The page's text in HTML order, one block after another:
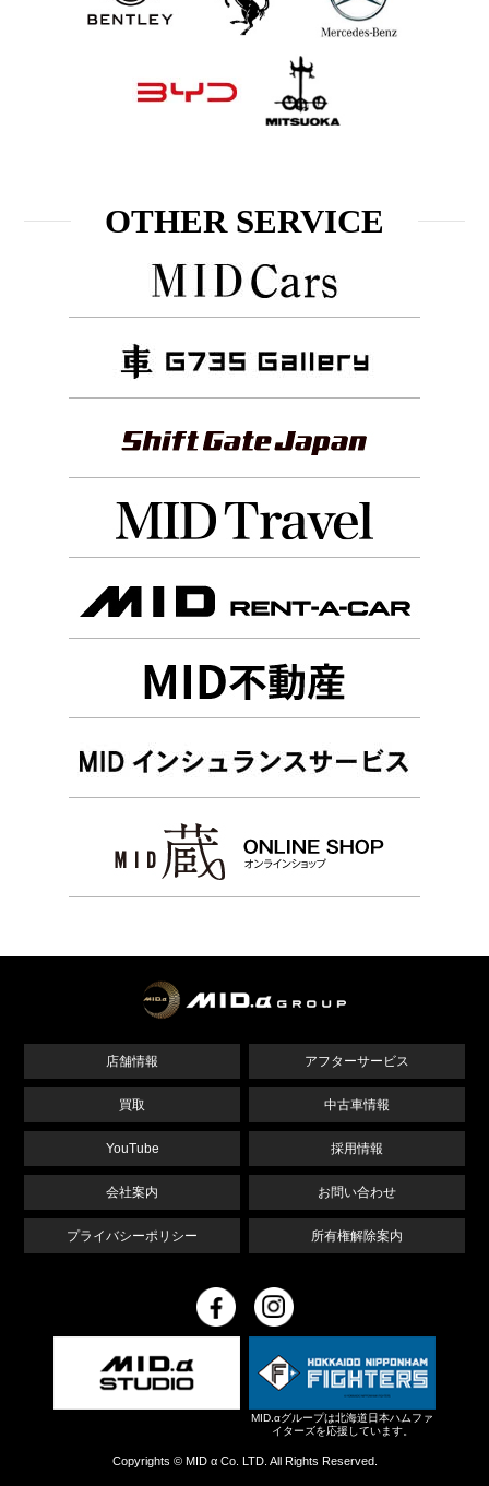
OTHER SERVICE
店舗情報 アフターサービス
買取 中古車情報
YouTube 採用情報
会社案内 お問い合わせ
プライバシーポリシー 所有権解除案内
MID.αグループは北海道日本ハムファ
イターズを応援しています。
Copyrights © MID α Co. LTD. All Rights Reserved.